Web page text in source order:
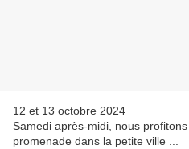
12 et 13 octobre 2024
Samedi après-midi, nous
promenade dans la petite ville ...